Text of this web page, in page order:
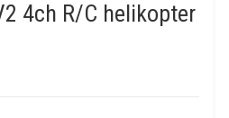
4ch R/C helikopter